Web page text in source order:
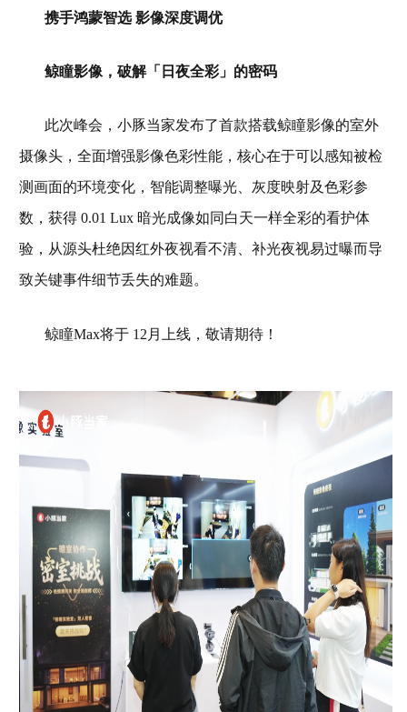
携手鸿蒙智选 影像深度调优
鲸瞳影像，破解「日夜全彩」的密码
此次峰会，小豚当家发布了首款搭载鲸瞳影像的室外
摄像头，全面增强影像色彩性能，核心在于可以感知被检
测画面的环境变化，智能调整曝光、灰度映射及色彩参
数，获得 0.01 Lux 暗光成像如同白天一样全彩的看护体
验，从源头杜绝因红外夜视看不清、补光夜视易过曝而导
致关键事件细节丢失的难题。
鲸瞳Max将于 12月上线，敬请期待！